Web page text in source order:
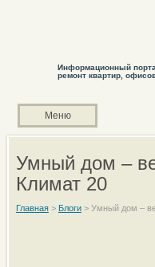
Информационный
ремонт квартир,
Меню
Умный дом –
Климат 20
Главная> Блоги> Умный дом –